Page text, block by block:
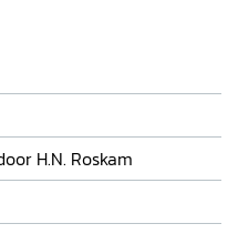
H.N. Roskam